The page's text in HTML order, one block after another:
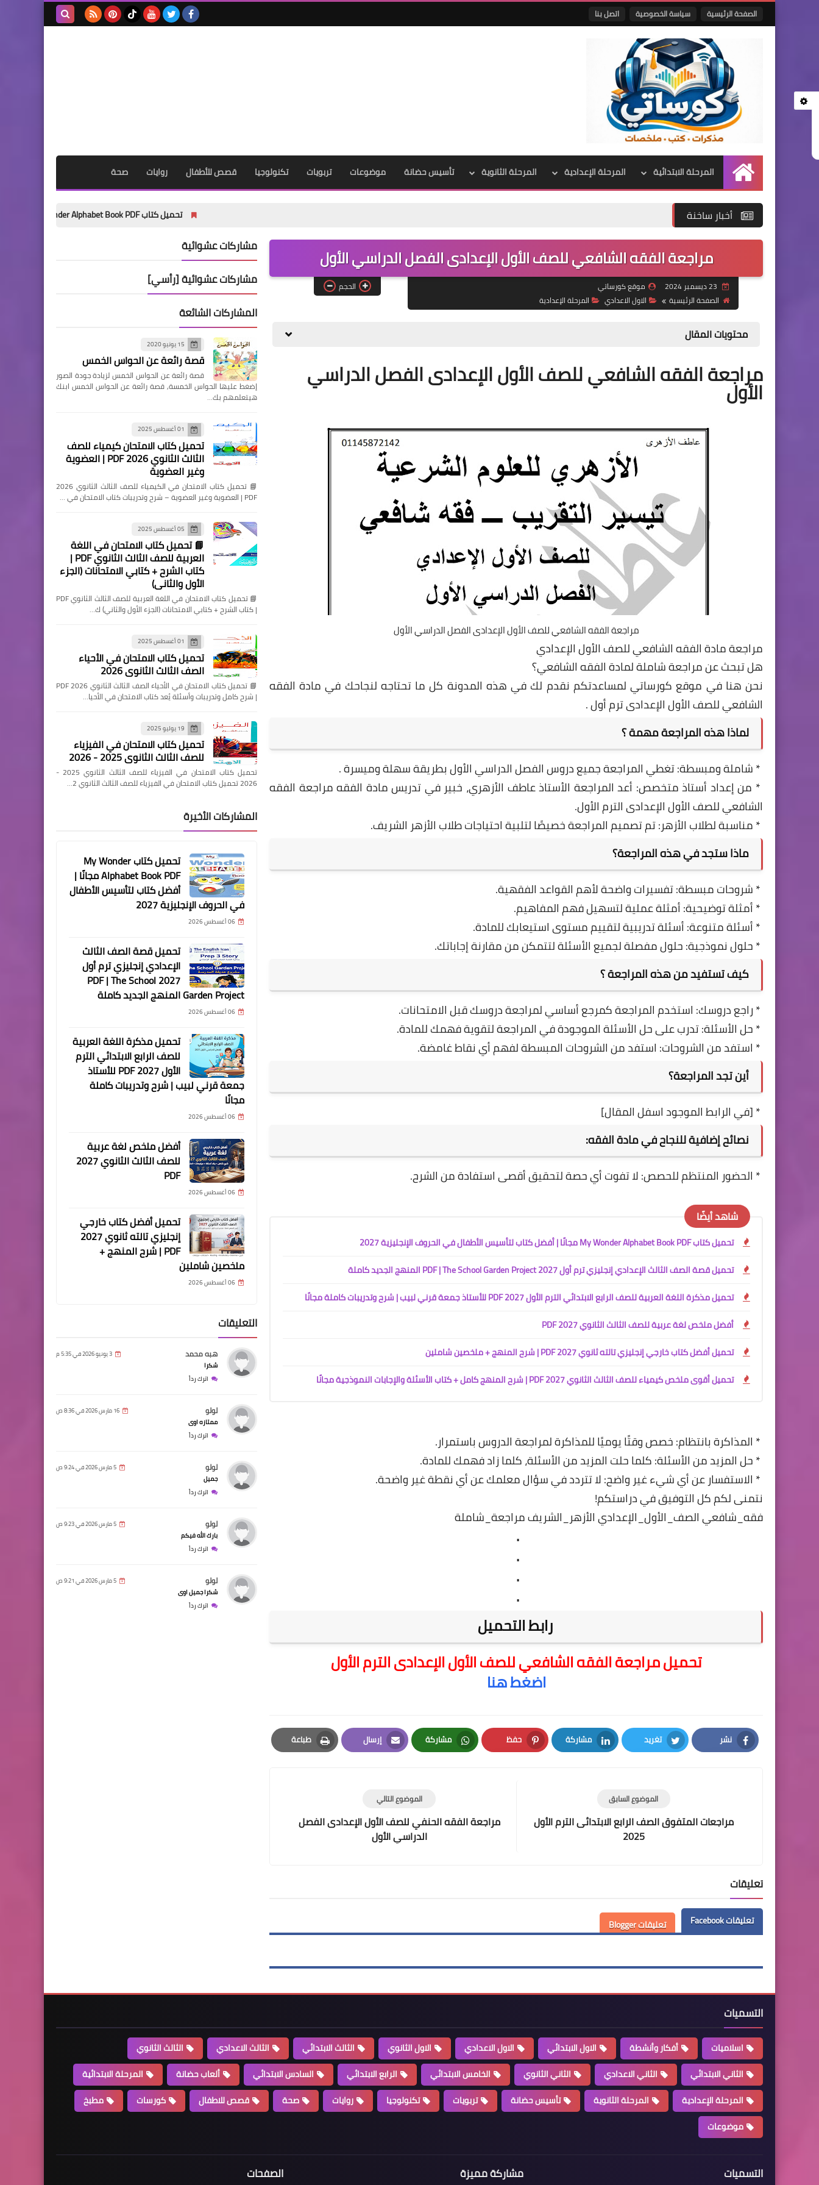
الصفحة الرئيسية سياسة الخصوصية اتصل بنا
الرئيسية
المرحلة الابتدائية المرحلة الإعدادية المرحلة الثانوية تأسيس حضانة موضوعات تربويات تكنولوجيا قصص للأطفال روايات صحة
أخبار ساخنة تحميل كتاب My Wonder Alphabet Book PDF مجانًا | أفضل كتاب لتأسيس الأطفال في الحروف الإنجليزية 2027
مراجعة الفقه الشافعي للصف الأول الإعدادى الفصل الدراسي الأول
موقع كورساتي
الصفحة الرئيسية
الاول الاعدادي المرحلة الإعدادية
الحجم
محتويات المقال
مراجعة الفقه الشافعي للصف الأول الإعدادى الفصل الدراسي
الأول
مراجعة الفقه الشافعي للصف الأول الإعدادى الفصل الدراسي الأول
مراجعة مادة الفقه الشافعي للصف الأول الإعدادي
هل تبحث عن مراجعة شاملة لمادة الفقه الشافعي؟
نحن هنا في موقع كورساتي لمساعدتكم نقدم لك في هذه المدونة كل ما تحتاجه لنجاحك في مادة الفقه
الشافعي للصف الأول الإعدادى ترم أول .
لماذا هذه المراجعة مهمة ؟
* شاملة ومبسطة: تغطي المراجعة جميع دروس الفصل الدراسي الأول بطريقة سهلة وميسرة .
* من إعداد أستاذ متخصص: أعد المراجعة الأستاذ عاطف الأزهري، خبير في تدريس مادة الفقه مراجعة الفقه
الشافعي للصف الأول الإعدادى الترم الأول.
* مناسبة لطلاب الأزهر: تم تصميم المراجعة خصيصًا لتلبية احتياجات طلاب الأزهر الشريف.
ماذا ستجد في هذه المراجعة؟
* شروحات مبسطة: تفسيرات واضحة لأهم القواعد الفقهية.
* أمثلة توضيحية: أمثلة عملية لتسهيل فهم المفاهيم.
* أسئلة متنوعة: أسئلة تدريبية لتقييم مستوى استيعابك للمادة.
* حلول نموذجية: حلول مفصلة لجميع الأسئلة لتتمكن من مقارنة إجاباتك.
كيف تستفيد من هذه المراجعة ؟
* راجع دروسك: استخدم المراجعة كمرجع أساسي لمراجعة دروسك قبل الامتحانات.
* حل الأسئلة: تدرب على حل الأسئلة الموجودة في المراجعة لتقوية فهمك للمادة.
* استفد من الشروحات: استفد من الشروحات المبسطة لفهم أي نقاط غامضة.
أين تجد المراجعة؟
* [في الرابط الموجود اسفل المقال]
نصائح إضافية للنجاح في مادة الفقه:
* الحضور المنتظم للحصص: لا تفوت أي حصة لتحقيق أقصى استفادة من الشرح.
شاهد أيضًا
تحميل كتاب My Wonder Alphabet Book PDF مجانًا | أفضل كتاب لتأسيس الأطفال في الحروف الإنجليزية 2027
تحميل قصة الصف الثالث الإعدادي إنجليزي ترم أول 2027 PDF | The School Garden Project المنهج الجديد كاملة
تحميل مذكرة اللغة العربية للصف الرابع الابتدائي الترم الأول 2027 PDF للأستاذ جمعة قرني لبيب | شرح وتدريبات كاملة مجانًا
أفضل ملخص لغة عربية للصف الثالث الثانوي 2027 PDF
تحميل أفضل كتاب خارجي إنجليزي تالته ثانوي 2027 PDF | شرح المنهج + ملخصين شاملين
تحميل أقوى ملخص كيمياء للصف الثالث الثانوي 2027 PDF | شرح المنهج كامل + كتاب الأسئلة والإجابات النموذجية مجانًا
* المذاكرة بانتظام: خصص وقتًا يوميًا للمذاكرة لمراجعة الدروس باستمرار.
* حل المزيد من الأسئلة: كلما حلت المزيد من الأسئلة، كلما زاد فهمك للمادة.
* الاستفسار عن أي شيء غير واضح: لا تتردد في سؤال معلمك عن أي نقطة غير واضحة.
نتمنى لكم كل التوفيق في دراستكم!
فقه_شافعي الصف_الأول_الإعدادي الأزهر_الشريف مراجعة_شاملة
.
.
.
.
رابط التحميل
تحميل مراجعة الفقه الشافعي للصف الأول الإعدادى الترم الأول
اضغط هنا
نشر
Facebook
تغريد
Twitter
مشاركة
LinkedIn
حفظ
Pinterest
مشاركة
Whatsapp
إرسال
Email
طباعة
Print
الموضوع التالي
مراجعة الفقه الحنفي للصف الأول الإعدادى الفصل
الدراسي الأول
الموضوع السابق
مراجعات المتفوق الصف الرابع الابتدائى الترم الأول
2025
تعليقات
تعليقات Facebook تعليقات Blogger
مشاركات عشوائية
مشاركات عشوائية [رأسي]
المشاركات الشائعة
15 يونيو 2020
قصة رائعة عن الحواس الخمس
قصة رائعة عن الحواس الخمس لزيادة جودة الصور
إضغط عليها الحواس الخمسة, قصة رائعة عن الحواس الخمس ابنك
هيتعلمهم بك…
01 أغسطس 2025
تحميل كتاب الامتحان كيمياء للصف
الثالث الثانوي 2026 PDF | العضوية
وغير العضوية
📘 تحميل كتاب الامتحان في الكيمياء للصف الثالث الثانوي 2026
PDF | العضوية وغير العضوية – شرح وتدريبات كتاب الامتحان في …
05 أغسطس 2025
📘 تحميل كتاب الامتحان في اللغة
العربية للصف الثالث الثانوي PDF |
كتاب الشرح + كتابي الامتحانات (الجزء
الأول والثاني)
📘 تحميل كتاب الامتحان في اللغة العربية للصف الثالث الثانوي PDF
| كتاب الشرح + كتابي الامتحانات (الجزء الأول والثاني) ك…
01 أغسطس 2025
تحميل كتاب الامتحان في الأحياء
الصف الثالث الثانوي 2026
📘 تحميل كتاب الامتحان في الأحياء الصف الثالث الثانوي 2026 PDF
| شرح كامل وتدريبات وأسئلة يُعد كتاب الامتحان في الأحيا…
19 يوليو 2025
تحميل كتاب الامتحان في الفيزياء
للصف الثالث الثانوي 2025 - 2026
تحميل كتاب الامتحان في الفيزياء للصف الثالث الثانوي 2025 -
2026 تحميل كتاب الامتحان في الفيزياء للصف الثالث الثانوي 2…
المشاركات الأخيرة
تحميل كتاب My Wonder
Alphabet Book PDF مجانًا |
أفضل كتاب لتأسيس الأطفال
في الحروف الإنجليزية 2027
06 أغسطس 2026
تحميل قصة الصف الثالث
الإعدادي إنجليزي ترم أول
2027 PDF | The School
Garden Project المنهج الجديد كاملة
06 أغسطس 2026
تحميل مذكرة اللغة العربية
للصف الرابع الابتدائي الترم
الأول 2027 PDF للأستاذ
جمعة قرني لبيب | شرح وتدريبات كاملة
مجانًا
06 أغسطس 2026
أفضل ملخص لغة عربية
للصف الثالث الثانوي 2027
PDF
06 أغسطس 2026
تحميل أفضل كتاب خارجي
إنجليزي تالته ثانوي 2027
PDF | شرح المنهج +
ملخصين شاملين
06 أغسطس 2026
التعليقات
هبه محمد 3 يونيو 2026 في 5:35 م
شكرا
اترك رداً
لولو 16 مارس 2026 في 8:36 ص
ممتازه اوى
اترك رداً
لولو 5 مارس 2026 في 9:24 ص
جميل
اترك رداً
لولو 5 مارس 2026 في 9:23 ص
بارك الله فيكم
اترك رداً
لولو 5 مارس 2026 في 9:21 ص
شكرا جميل اوى
اترك رداً
التسميات
اسلاميات أفكار وأنشطة الاول الابتدائي الاول الاعدادي الاول الثانوي الثالث الابتدائي الثالث الاعدادي
الثالث الثانوي
الثاني الابتدائي
الثاني الاعدادي الثاني الثانوي الخامس الابتدائي الرابع الابتدائي السادس الابتدائي ألعاب حضانة
المرحلة الابتدائية
المرحلة الإعدادية
المرحلة الثانوية تأسيس حضانة تربويات تكنولوجيا روايات صحة قصص للاطفال كورسات
مطبخ
موضوعات
التسميات مشاركة مميزة الصفحات